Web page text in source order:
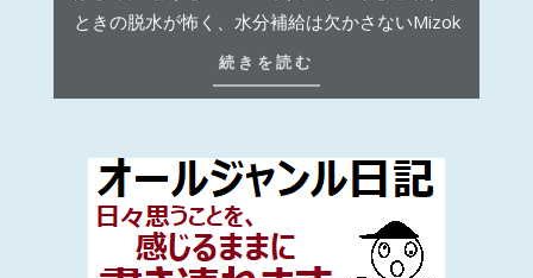
続きを読む